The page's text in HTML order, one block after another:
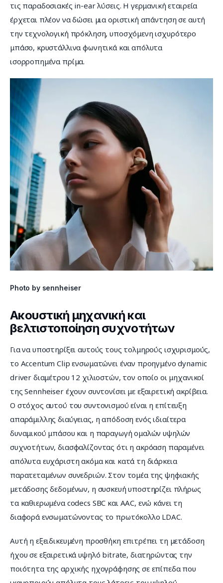
τις παραδοσιακές in-ear λύσεις. Η γερμανική εταιρεία
έρχεται πλέον να δώσει μια οριστική απάντηση σε αυτή
την τεχνολογική πρόκληση, υποσχόμενη ισχυρότερο
μπάσο, κρυστάλλινα φωνητικά και απόλυτα
ισορροπημένα πρίμα.
Photo by sennheiser
Ακουστική μηχανική και
βελτιστοποίηση συχνοτήτων
Για να υποστηρίξει αυτούς τους τολμηρούς ισχυρισμούς,
το Accentum Clip ενσωματώνει έναν προηγμένο dynamic
driver διαμέτρου 12 χιλιοστών, τον οποίο οι μηχανικοί
της Sennheiser έχουν συντονίσει με εξαιρετική ακρίβεια.
Ο στόχος αυτού του συντονισμού είναι η επίτευξη
απαράμιλλης διαύγειας, η απόδοση ενός ιδιαίτερα
δυναμικού μπάσου και η παραγωγή ομαλών υψηλών
συχνοτήτων, διασφαλίζοντας ότι η ακρόαση παραμένει
απόλυτα ευχάριστη ακόμα και κατά τη διάρκεια
παρατεταμένων συνεδριών. Στον τομέα της ψηφιακής
μετάδοσης δεδομένων, η συσκευή υποστηρίζει πλήρως
τα καθιερωμένα codecs SBC και AAC, ενώ κάνει τη
διαφορά ενσωματώνοντας το πρωτόκολλο LDAC.
Αυτή η εξειδικευμένη προσθήκη επιτρέπει τη μετάδοση
ήχου σε εξαιρετικά υψηλό bitrate, διατηρώντας την
ποιότητα της αρχικής ηχογράφησης σε επίπεδα που